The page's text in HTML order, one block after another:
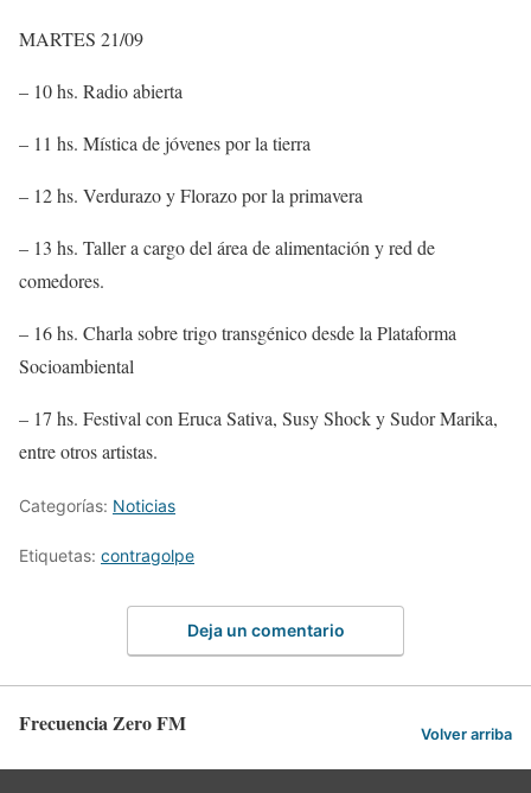
MARTES 21/09
– 10 hs. Radio abierta
– 11 hs. Mística de jóvenes por la tierra
– 12 hs. Verdurazo y Florazo por la primavera
– 13 hs. Taller a cargo del área de alimentación y red de
comedores.
– 16 hs. Charla sobre trigo transgénico desde la Plataforma
Socioambiental
– 17 hs. Festival con Eruca Sativa, Susy Shock y Sudor Marika,
entre otros artistas.
Categorías: Noticias
Etiquetas: contragolpe
Deja un comentario
Frecuencia Zero FM Volver arriba